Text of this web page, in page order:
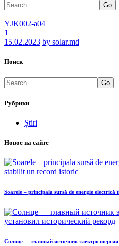
Go
YJK002-a04
1
15.02.2023 by solar.md
Поиск
Go
Рубрики
Știri
Новое на сайте
Soarele – principala sursă de energie
Солнце — главный источник